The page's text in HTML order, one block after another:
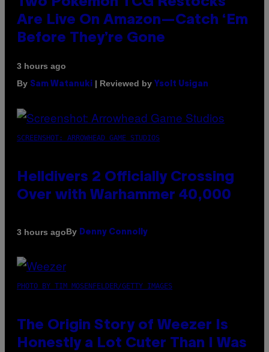
Are Live On Amazon—Catch ‘Em
Before They’re Gone
3 hours ago
By Sam Watanuki | Reviewed by Ysolt Usigan
SCREENSHOT: ARROWHEAD GAME STUDIOS
Helldivers 2 Officially Crossing
Over with Warhammer 40,000
3 hours agoBy Denny Connolly
PHOTO BY TIM MOSENFELDER/GETTY IMAGES
The Origin Story of Weezer Is
Honestly a Lot Cuter Than I Was